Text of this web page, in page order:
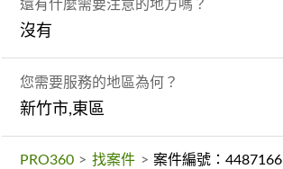
還有什麼需要注意的地方嗎？
沒有
您需要服務的地區為何？
新竹市,東區
PRO360 > 找案件 > 案件編號：4487166